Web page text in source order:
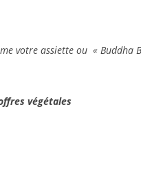
votre assiette ou « Buddha
végétales